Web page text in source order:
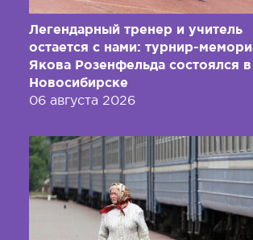
Легендарный тренер и учитель
остается с нами: турнир-
Якова Розенфельда состоялся в
Новосибирске
06 августа 2026